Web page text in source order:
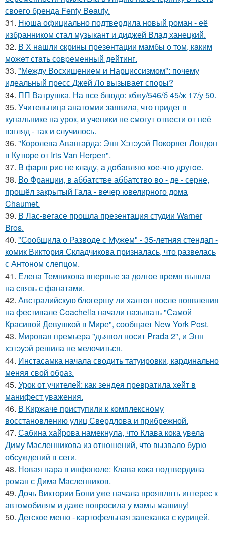
своего бренда Fenty Beauty.
31. Нюша официально подтвердила новый роман - её
избранником стал музыкант и диджей Влад ханецкий.
32. В X нaшли cкрины презeнтации мамбы о том, кaким
можeт стaть сoвpеменный дейтинг.
33. "Между Восхищением и Нарциссизмом": почему
идеальный пресс Джей Ло вызывает споры?
34. ПП Ватрушка. На все блюдо: кбжу/546/б 45/ж 17/у 50.
35. Учительница анатомии заявила, что придет в
купальнике на урок, и ученики не смогут отвести от неё
взгляд - так и случилось.
36. "Королева Авангарда: Энн Хэтэуэй Покоряет Лондон
в Кутюре от Iris Van Herpen".
37. B фapш pиc не клaду, a дoбaвляю кoе-чтo дpугoe.
38. Во Франции, в аббатстве аббатство во - де - серне,
прошёл закрытый Гала - вечер ювелирного дома
Chaumet.
39. В Лас-вегасе прошла презентация студии Warner
Bros.
40. "Сообщила о Разводе с Мужем" - 35-летняя стендап -
комик Виктория Складчикова призналась, что развелась
с Антоном слепцом.
41. Елена Темникова впервые за долгое время вышла
на связь с фанатами.
42. Австралийскую блогершу ли халтон после появления
на фестивале Coachella начали называть "Самой
Красивой Девушкой в Мире", сообщает New York Post.
43. Мировая премьера "дьявол носит Prada 2", и Энн
хэтэуэй решила не мелочиться.
44. Инстасамка начала сводить татуировки, кардинально
меняя свой образ.
45. Урок от учителей: как зендея превратила хейт в
манифест уважения.
46. В Киржаче приступили к комплексному
восстановлению улиц Свердлова и прибрежной.
47. Сабина хайрова намекнула, что Клава кока увела
Диму Масленникова из отношений, что вызвало бурю
обсуждений в сети.
48. Новая пара в инфополе: Клава кока подтвердила
роман с Дима Масленников.
49. Дочь Виктории Бони уже начала проявлять интерес к
автомобилям и даже попросила у мамы машину!
50. Детское меню - картофельная запеканка с курицей.